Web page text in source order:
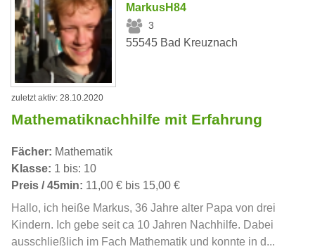
MarkusH84
3
55545 Bad Kreuznach
zuletzt aktiv: 28.10.2020
Mathematiknachhilfe mit Erfahrung
Fächer: Mathematik
Klasse: 1 bis: 10
Preis / 45min: 11,00 € bis 15,00 €
Hallo, ich heiße Markus, 36 Jahre alter Papa von drei
Kindern. Ich gebe seit ca 10 Jahren Nachhilfe. Dabei
ausschließlich im Fach Mathematik und konnte in d...